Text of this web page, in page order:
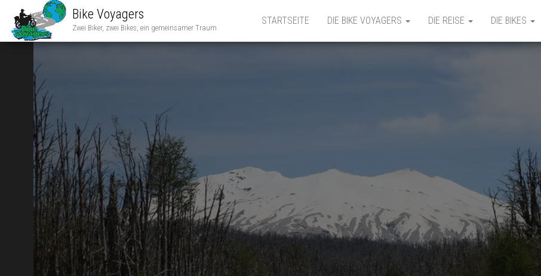
Bike Voyagers
Zwei Biker, zwei Bikes, ein gemeinsamer Traum
STARTSEITE DIE BIKE VOYAGERS DIE REISE DIE BIKES